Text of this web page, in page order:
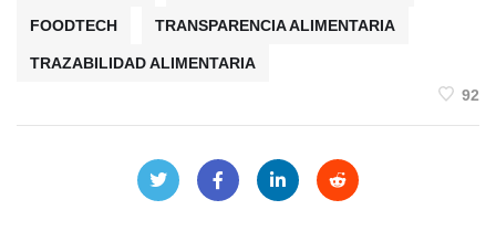
FOODTECH TRANSPARENCIA ALIMENTARIA
TRAZABILIDAD ALIMENTARIA
92